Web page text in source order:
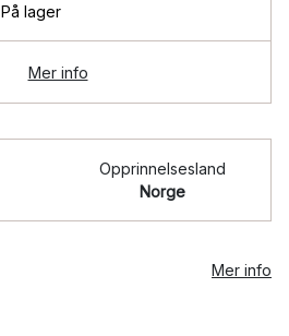
På lager
Mer info
Opprinnelsesland
Norge
Mer info